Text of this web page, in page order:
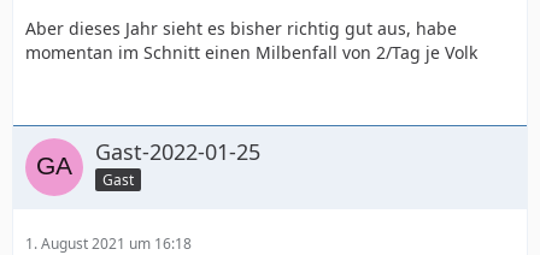
Aber dieses Jahr sieht es bisher richtig gut aus, habe
momentan im Schnitt einen Milbenfall von 2/Tag je Volk
Gast-2022-01-25
Gast
1. August 2021 um 16:18